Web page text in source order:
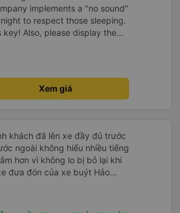
implements a "no sound"
to respect those sleeping.
Also, please display the
định rõ ràng về việc giữ im
ban đêm để tránh làm
xe trong tương lai!
Xem giá
khách đã lên xe đầy đủ trước
ngoài không hiểu nhiều tiếng
hơn vì không lo bị bỏ lại khi
đưa đón của xe buýt Hảo
tìm taxi về khách sạn.